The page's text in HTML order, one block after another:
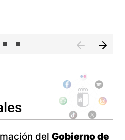
del Gobierno de